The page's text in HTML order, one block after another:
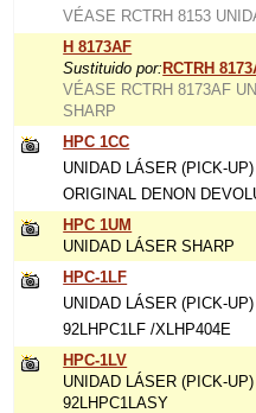
VÉASE RCTRH 8153
H 8173AF
Sustituido por: RCTRH
VÉASE RCTRH 8173AF
SHARP
HPC 1CC
UNIDAD LÁSER (PICK-
ORIGINAL DENON
HPC 1UM
UNIDAD LÁSER SHARP
HPC-1LF
UNIDAD LÁSER (PICK-
92LHPC1LF /XLHP404E
HPC-1LV
UNIDAD LÁSER (PICK-
92LHPC1LASY